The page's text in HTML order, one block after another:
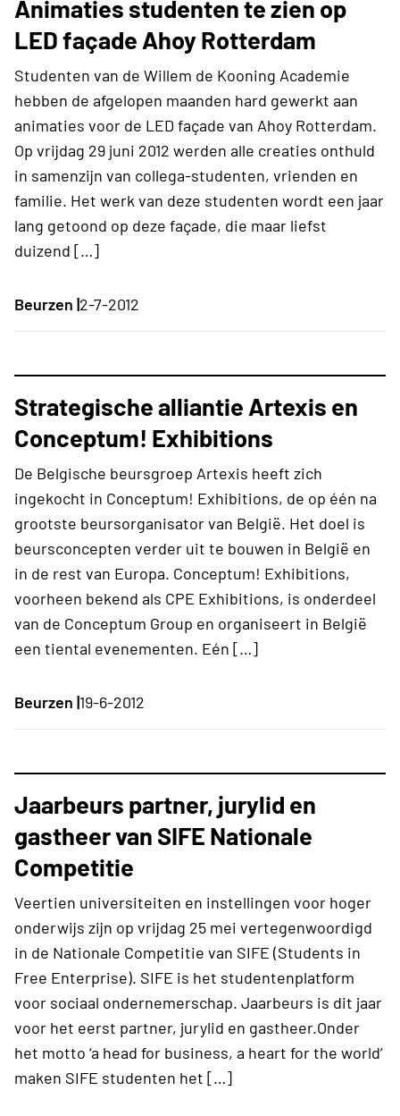
Animaties studenten te zien op
LED façade Ahoy Rotterdam
Studenten van de Willem de Kooning Academie
hebben de afgelopen maanden hard gewerkt aan
animaties voor de LED façade van Ahoy Rotterdam.
Op vrijdag 29 juni 2012 werden alle creaties onthuld
in samenzijn van collega-studenten, vrienden en
familie. Het werk van deze studenten wordt een jaar
lang getoond op deze façade, die maar liefst
duizend […]
Beurzen |2-7-2012
Strategische alliantie Artexis en
Conceptum! Exhibitions
De Belgische beursgroep Artexis heeft zich
ingekocht in Conceptum! Exhibitions, de op één na
grootste beursorganisator van België. Het doel is
beursconcepten verder uit te bouwen in België en
in de rest van Europa. Conceptum! Exhibitions,
voorheen bekend als CPE Exhibitions, is onderdeel
van de Conceptum Group en organiseert in België
een tiental evenementen. Eén […]
Beurzen |19-6-2012
Jaarbeurs partner, jurylid en
gastheer van SIFE Nationale
Competitie
Veertien universiteiten en instellingen voor hoger
onderwijs zijn op vrijdag 25 mei vertegenwoordigd
in de Nationale Competitie van SIFE (Students in
Free Enterprise). SIFE is het studentenplatform
voor sociaal ondernemerschap. Jaarbeurs is dit jaar
voor het eerst partner, jurylid en gastheer.Onder
het motto ‘a head for business, a heart for the world’
maken SIFE studenten het […]